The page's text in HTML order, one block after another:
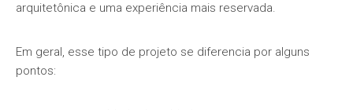
arquitetônica e uma experiência mais reservada.
Em geral, esse tipo de projeto se diferencia por alguns
pontos: